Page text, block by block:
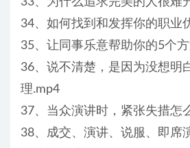
34、如何找到和发挥你的职业
35、让同事乐意帮助你的5个
36、说不清楚，是因为没想明
理.mp4
37、当众演讲时，紧张失措怎
38、成交、演讲、说服、即席